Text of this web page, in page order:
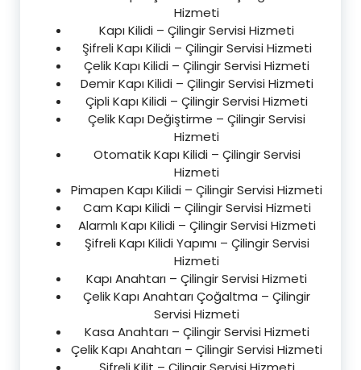
Hizmeti
Kapı Kilidi – Çilingir Servisi Hizmeti
Şifreli Kapı Kilidi – Çilingir Servisi Hizmeti
Çelik Kapı Kilidi – Çilingir Servisi Hizmeti
Demir Kapı Kilidi – Çilingir Servisi Hizmeti
Çipli Kapı Kilidi – Çilingir Servisi Hizmeti
Çelik Kapı Değiştirme – Çilingir Servisi
Hizmeti
Otomatik Kapı Kilidi – Çilingir Servisi
Hizmeti
Pimapen Kapı Kilidi – Çilingir Servisi Hizmeti
Cam Kapı Kilidi – Çilingir Servisi Hizmeti
Alarmlı Kapı Kilidi – Çilingir Servisi Hizmeti
Şifreli Kapı Kilidi Yapımı – Çilingir Servisi
Hizmeti
Kapı Anahtarı – Çilingir Servisi Hizmeti
Çelik Kapı Anahtarı Çoğaltma – Çilingir
Servisi Hizmeti
Kasa Anahtarı – Çilingir Servisi Hizmeti
Çelik Kapı Anahtarı – Çilingir Servisi Hizmeti